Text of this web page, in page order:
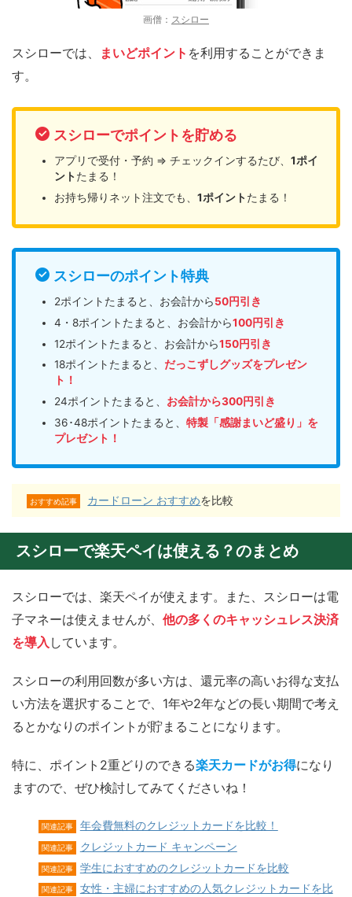
画僧： スシロー
スシローでは、 まいどポイント を利用することができま
す。
スシローでポイントを貯める
アプリで受付・予約 ⇒ チェックインするたび、 1ポイ
ントたまる！
お持ち帰りネット注文でも、 1ポイントたまる！
スシローのポイント特典
2ポイントたまると、お会計から50円引き
4・8ポイントたまると、お会計から100円引き
12ポイントたまると、お会計から150円引き
18ポイントたまると、 だっこずしグッズをプレゼン
ト！
24ポイントたまると、 お会計から300円引き
36･48ポイントたまると、 特製「感謝まいど盛り」を
プレゼント！
おすすめ記事 カードローン おすすめを比較
スシローで楽天ペイは使える？のまとめ
スシローでは、楽天ペイが使えます。また、スシローは電
子マネーは使えませんが、 他の多くのキャッシュレス決済
を導入 しています。
スシローの利用回数が多い方は、還元率の高いお得な支払
い方法を選択することで、1年や2年などの長い期間で考え
るとかなりのポイントが貯まることになります。
特に、ポイント2重どりのできる楽天カードがお得になり
ますので、ぜひ検討してみてくださいね！
関連記事 年会費無料のクレジットカードを比較！
関連記事 クレジットカード キャンペーン
関連記事 学生におすすめのクレジットカードを比較
関連記事
女性・主婦におすすめの人気クレジットカードを比